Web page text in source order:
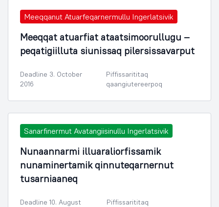
Meeqqanut Atuarfeqarnermullu Ingerlatsivik
Meeqqat atuarfiat ataatsimoorullugu –
peqatigiilluta siunissaq pilersissavarput
Deadline 3. October
2016
Piffissarititaq
qaangiutereerpoq
Sanarfinermut Avatangiisinullu Ingerlatsivik
Nunaannarmi illuaraliorfissamik
nunaminertamik qinnuteqarnernut
tusarniaaneq
Deadline 10. August
Piffissarititaq